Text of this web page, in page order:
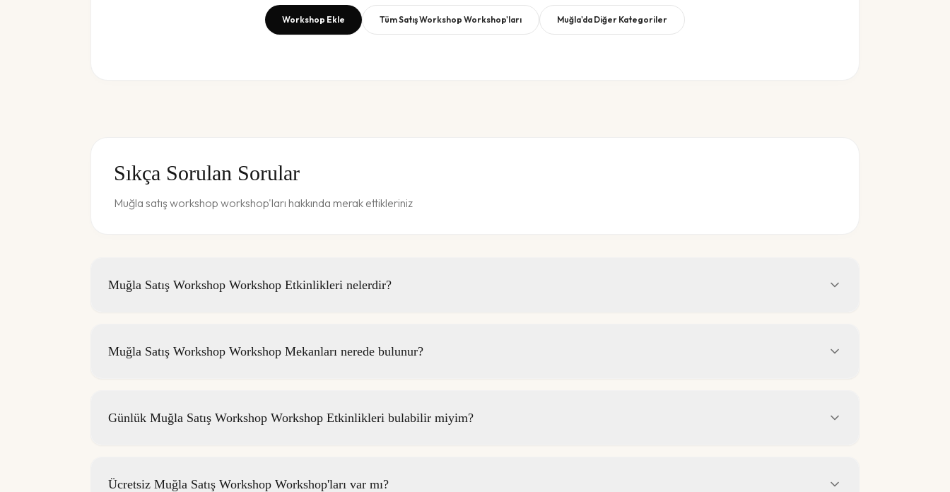
Workshop Ekle TümSatış Workshop Workshop'ları Muğla'da Diğer Kategoriler
Sıkça Sorulan Sorular
Muğla satış workshop workshop'ları hakkında merak ettikleriniz
Muğla Satış Workshop Workshop Etkinlikleri nelerdir?
Muğla Satış Workshop Workshop Mekanları nerede bulunur?
Günlük Muğla Satış Workshop Workshop Etkinlikleri bulabilir miyim?
Ücretsiz Muğla Satış Workshop Workshop'ları var mı?